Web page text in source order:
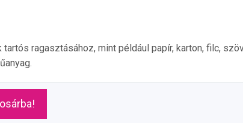
ragasztásához, mint például papír, karton, filc,